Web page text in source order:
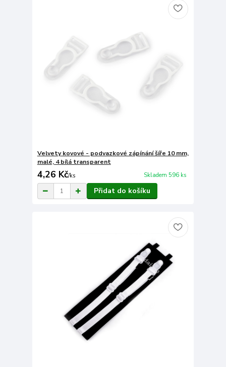
Velvety kovové - podvazkové zápínání šíře 10 mm,
malé, 4 bílá transparent
4,26 Kč/ks Skladem 596 ks
Přidat do košíku